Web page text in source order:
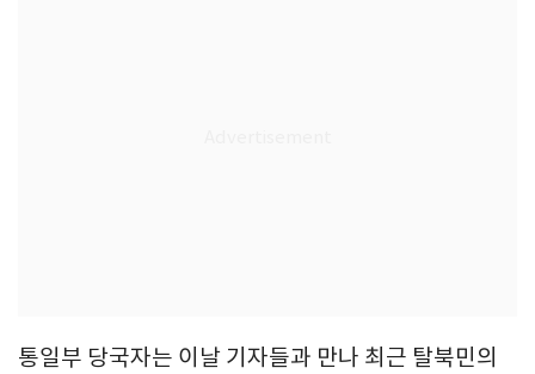
통일부 당국자는 이날 기자들과 만나 최근 탈북민의